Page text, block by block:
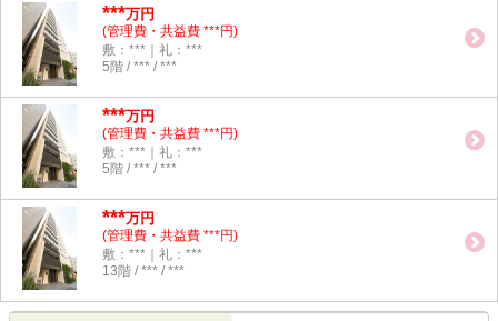
***万円
(管理費・共益費 ***円)
敷：***｜礼：***
5階 / *** / ***
***万円
(管理費・共益費 ***円)
敷：***｜礼：***
5階 / *** / ***
***万円
(管理費・共益費 ***円)
敷：***｜礼：***
13階 / *** / ***